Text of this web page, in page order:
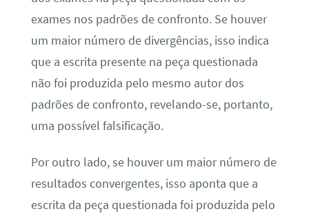
exames nos padrões de confronto. Se houver
um maior número de divergências, isso indica
que a escrita presente na peça questionada
não foi produzida pelo mesmo autor dos
padrões de confronto, revelando-se, portanto,
uma possível falsificação.
Por outro lado, se houver um maior número de
resultados convergentes, isso aponta que a
escrita da peça questionada foi produzida pelo